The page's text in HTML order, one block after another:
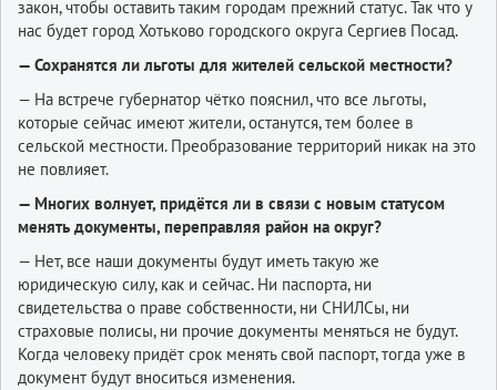
закон, чтобы оставить таким городам прежний статус. Так что у
нас будет город Хотьково городского округа Сергиев Посад.
— Сохранятся ли льготы для жителей сельской местности?
— На встрече губернатор чётко пояснил, что все льготы,
которые сейчас имеют жители, останутся, тем более в
сельской местности. Преобразование территорий никак на это
не повлияет.
— Многих волнует, придётся ли в связи с новым статусом
менять документы, переправляя район на округ?
— Нет, все наши документы будут иметь такую же
юридическую силу, как и сейчас. Ни паспорта, ни
свидетельства о праве собственности, ни СНИЛСы, ни
страховые полисы, ни прочие документы меняться не будут.
Когда человеку придёт срок менять свой паспорт, тогда уже в
документ будут вноситься изменения.